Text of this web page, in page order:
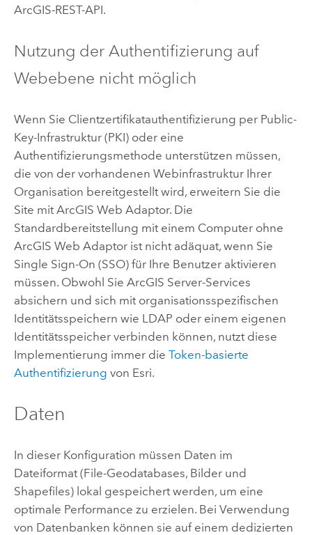
ArcGIS-REST-API.
Nutzung der Authentifizierung auf
Webebene nicht möglich
Wenn Sie Clientzertifikatauthentifizierung per Public-
Key-Infrastruktur (PKI) oder eine
Authentifizierungsmethode unterstützen müssen,
die von der vorhandenen Webinfrastruktur Ihrer
Organisation bereitgestellt wird, erweitern Sie die
Site mit ArcGIS Web Adaptor.Die
Standardbereitstellung mit einem Computer ohne
ArcGIS Web Adaptorist nicht adäquat, wenn Sie
Single Sign-On (SSO) für Ihre Benutzer aktivieren
müssen. Obwohl Sie ArcGIS Server-Services
absichern und sich mit organisationsspezifischen
Identitätsspeichern wie LDAP oder einem eigenen
Identitätsspeicher verbinden können, nutzt diese
Implementierung immer die Token-basierte
Authentifizierung von Esri.
Daten
In dieser Konfiguration müssen Daten im
Dateiformat (File-Geodatabases, Bilder und
Shapefiles) lokal gespeichert werden, um eine
optimale Performance zu erzielen. Bei Verwendung
von Datenbanken können sie auf einem dedizierten